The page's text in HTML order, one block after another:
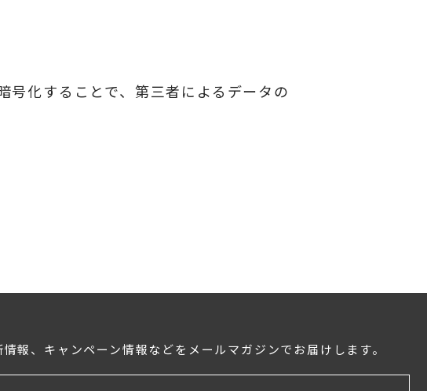
号化することで、第三者によるデータの
情報、キャンペーン情報などをメールマガジンでお届けします。